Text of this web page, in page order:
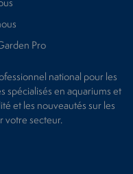
Pro
national pour les
spécialisés en aquariums et
et les nouveautés sur les
votre secteur.